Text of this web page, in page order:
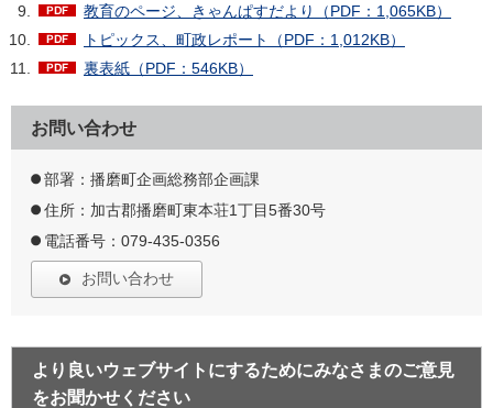
教育のページ、きゃんぱすだより（PDF：1,065KB）
トピックス、町政レポート（PDF：1,012KB）
裏表紙（PDF：546KB）
お問い合わせ
部署：播磨町企画総務部企画課
住所：加古郡播磨町東本荘1丁目5番30号
電話番号：079-435-0356
お問い合わせ
より良いウェブサイトにするためにみなさまのご意見
をお聞かせください